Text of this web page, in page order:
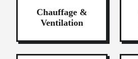
Chauffage &
Ventilation